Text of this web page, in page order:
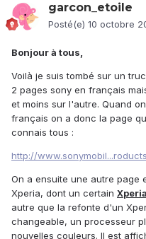
garcon_etoile
Posté(e) 10 octobre
Bonjour à tous,
Voilà je suis tombé sur un
2 pages sony en français
et moins sur l'autre. Quand
français on a donc la page
connais tous :
http://
On a ensuite une autre page
Xperia, dont un certain
autre que la refonte d'un
changeable, un processeur
nouvelles couleurs. Il est